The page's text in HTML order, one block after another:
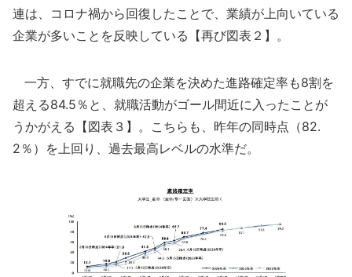
連は、コロナ禍から回復したことで、業績が上向いている
企業が多いことを反映している【再び図表２】。
一方、すでに就職先の企業を決めた進路確定率も8割を
超える84.5％と、就職活動がゴール間近に入ったことが
うかがえる【図表３】。こちらも、昨年の同時点（82.
2％）を上回り、過去最高レベルの水準だ。